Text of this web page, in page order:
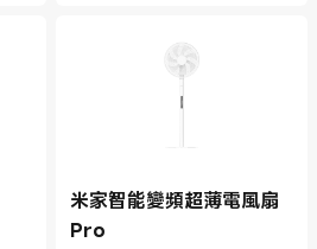
米家智能變頻超薄電風扇
Pro